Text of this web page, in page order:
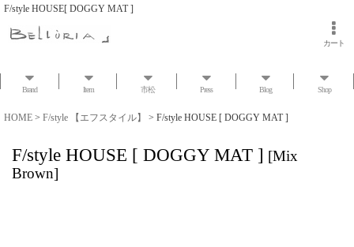
F/style HOUSE[ DOGGY MAT ]
カート
Brand Item 市松 Press Blog Shop
HOME > F/style 【エフスタイル】 > F/style HOUSE [ DOGGY MAT ]
F/style HOUSE [ DOGGY MAT ] [Mix
Brown]